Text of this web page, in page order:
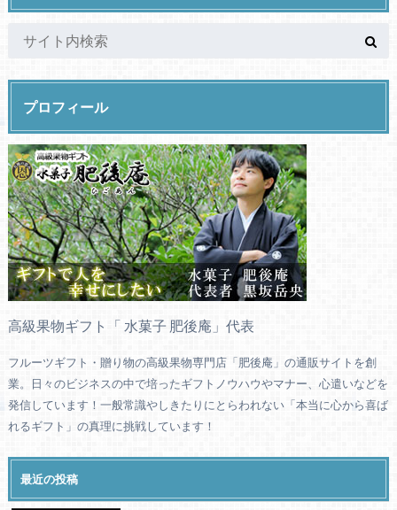
プロフィール
高級果物ギフト「 水菓子 肥後庵」代表
フルーツギフト・贈り物の高級果物専門店「肥後庵」の通販サイトを創
業。日々のビジネスの中で培ったギフトノウハウやマナー、心遣いなどを
発信しています！一般常識やしきたりにとらわれない「本当に心から喜ば
れるギフト」の真理に挑戦しています！
最近の投稿